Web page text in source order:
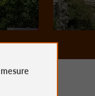
mesure